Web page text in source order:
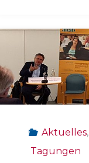
Aktuelles,
Tagungen